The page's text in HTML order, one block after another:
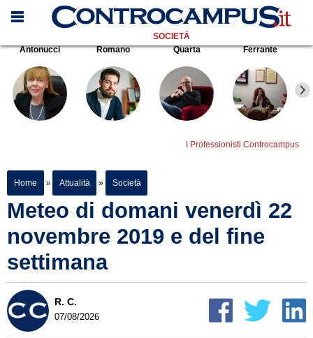
SOCIETÀ
Antonucci
Romano Quarta Ferrante
I Professionisti Controcampus
Home » Attualità » Società
Meteo di domani venerdì 22
novembre 2019 e del fine
settimana
R. C.
07/08/2026